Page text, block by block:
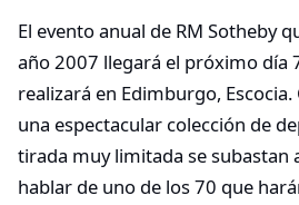
El evento anual de RM Sotheby
año 2007 llegará el próximo día
realizará en Edimburgo,
una espectacular colección de
tirada muy limitada se subastan
hablar de uno de los 70 que